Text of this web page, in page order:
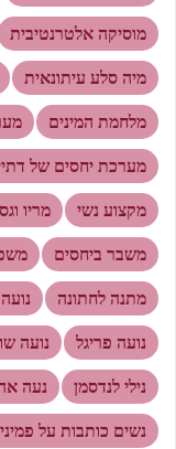
מוסיקה אלטרנטיבית
מיה סלע עיתונאית
מלחמת המינים
מערכת יחסים של
מקצוע נשי מריו
משבר ביחסים
מתנה לחתונה
נועה פריגל נועה
נילי לנדסמן נעה
נשים כותבות על